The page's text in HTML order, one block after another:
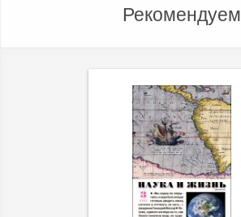
Рекомендуем